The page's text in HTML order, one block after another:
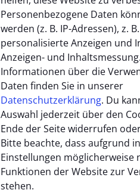
Personenbezogene Daten
werden (z. B. IP-Adressen), z.
personalisierte Anzeigen und
Anzeigen- und
Informationen über die
Daten finden Sie in unserer
Datenschutzerklärung. Du
Auswahl jederzeit über den
Ende der Seite widerrufen
Bitte beachte, dass aufgrund
Einstellungen möglicherweise
Funktionen der Website zur
stehen.
Die Tabelle
angezeigt.
Servern von